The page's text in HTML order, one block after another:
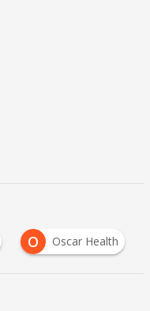
O Oscar Health